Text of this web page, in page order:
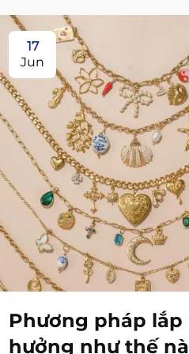
17
Jun
Phương pháp lắp
hưởng như thế